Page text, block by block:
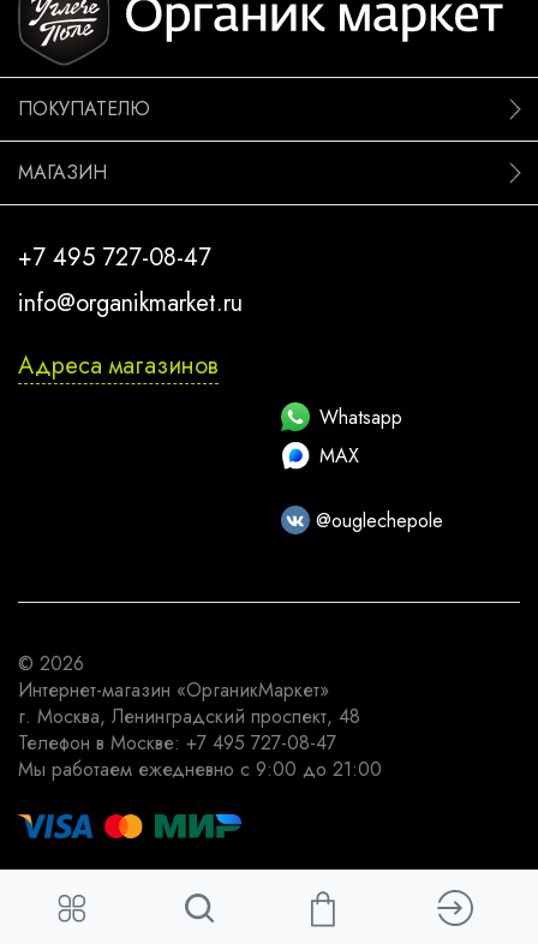
ПОКУПАТЕЛЮ
МАГАЗИН
+7 495 727-08-47
info@organikmarket.ru
Адреса магазинов
Whatsapp
MAX
@ouglechepole
© 2026
Интернет-магазин «ОрганикМаркет»
г. Москва, Ленинградский проспект, 48
Телефон в Москве: +7 495 727-08-47
Мы работаем ежедневно с 9:00 до 21:00